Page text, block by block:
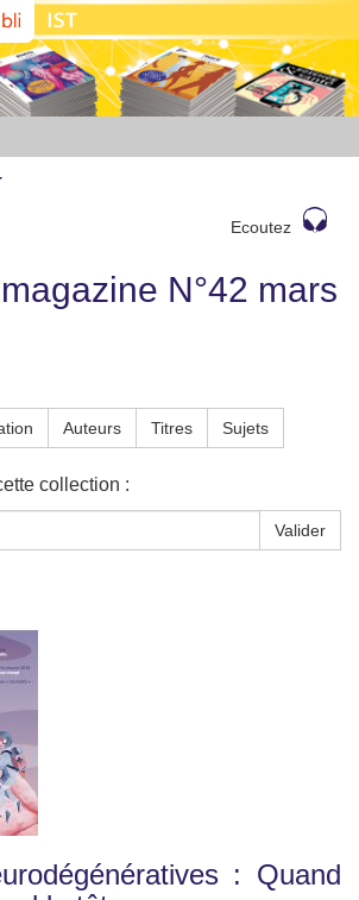
Ecoutez
N°42 mars
Auteurs Titres Sujets
collection :
Valider
: Quand